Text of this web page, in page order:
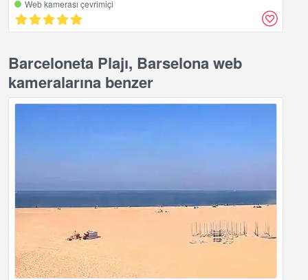
Web kamerası çevrimiçi
Barceloneta Plajı, Barselona web
kameralarına benzer